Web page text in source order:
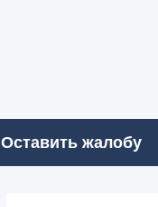
Оставить жалобу